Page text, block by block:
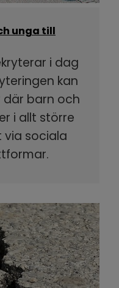
unga till
i dag
kan
där barn och
i allt större
sociala